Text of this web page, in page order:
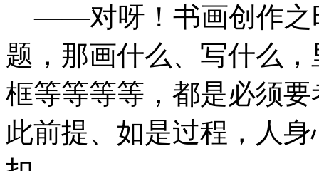
——对呀！书画创作之
题，那画什么、写什么
框等等等等，都是必须
此前提、如是过程，人